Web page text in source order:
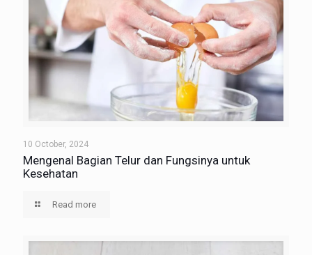
10 October, 2024
Mengenal Bagian Telur dan Fungsinya untuk
Kesehatan
Read more